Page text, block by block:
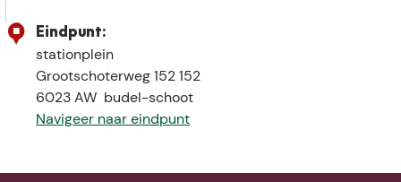
Eindpunt:
stationplein
Grootschoterweg 152 152
6023 AW budel-schoot
Navigeer naar eindpunt